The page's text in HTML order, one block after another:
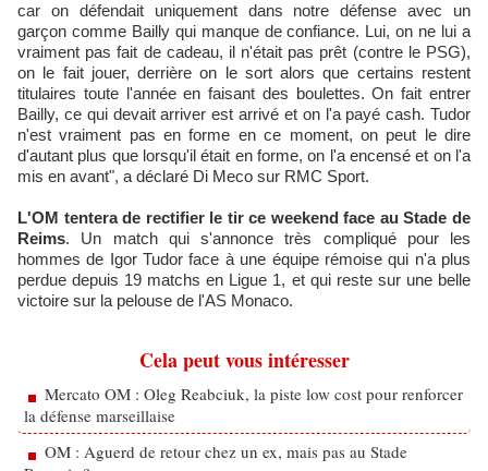
car on défendait uniquement dans notre défense avec un
garçon comme Bailly qui manque de confiance. Lui, on ne lui a
vraiment pas fait de cadeau, il n'était pas prêt (contre le PSG),
on le fait jouer, derrière on le sort alors que certains restent
titulaires toute l'année en faisant des boulettes. On fait entrer
Bailly, ce qui devait arriver est arrivé et on l'a payé cash. Tudor
n'est vraiment pas en forme en ce moment, on peut le dire
d'autant plus que lorsqu'il était en forme, on l'a encensé et on l'a
mis en avant", a déclaré Di Meco sur RMC Sport.
L'OM tentera de rectifier le tir ce weekend face au Stade de
Reims. Un match qui s'annonce très compliqué pour les
hommes de Igor Tudor face à une équipe rémoise qui n'a plus
perdue depuis 19 matchs en Ligue 1, et qui reste sur une belle
victoire sur la pelouse de l'AS Monaco.
Cela peut vous intéresser
Mercato OM : Oleg Reabciuk, la piste low cost pour renforcer
la défense marseillaise
OM : Aguerd de retour chez un ex, mais pas au Stade